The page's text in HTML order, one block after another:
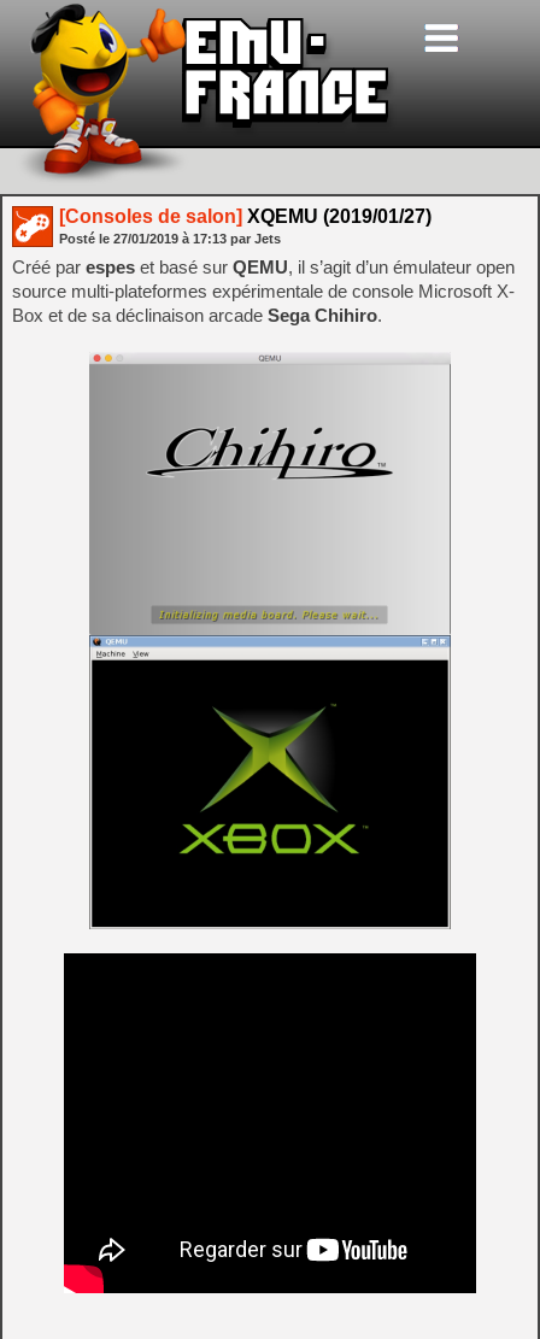
[Consoles de salon] XQEMU (2019/01/27)
Posté le 27/01/2019 à 17:13 par Jets
Créé par espes et basé sur QEMU, il s’agit d’un émulateur open
source multi-plateformes expérimentale de console Microsoft X-
Box et de sa déclinaison arcade Sega Chihiro.